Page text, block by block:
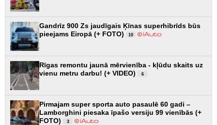
Gandrīz 900 Zs jaudīgais Ķīnas superhibrīds būs
pieejams Eiropā (+ FOTO)
10
Rīgas remontu jaunā mērvienība - kļūdu skaits uz
vienu metru darbu! (+ VIDEO)
6
Pirmajam super sporta auto pasaulē 60 gadi –
Lamborghini piesaka īpašo versiju 99 vienībās (+
FOTO)
3